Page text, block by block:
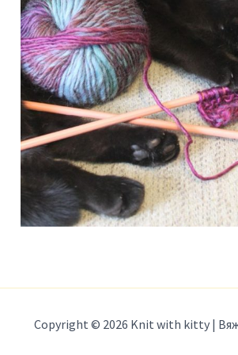
Copyright © 2026 Knit with kitty |